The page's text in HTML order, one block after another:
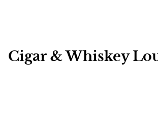
Cigar & Whiskey